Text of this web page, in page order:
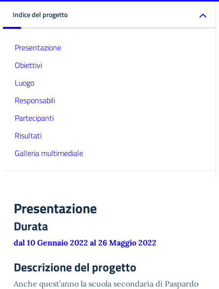
Indice del progetto
Presentazione
Obiettivi
Luogo
Responsabili
Partecipanti
Risultati
Galleria multimediale
Presentazione
Durata
dal 10 Gennaio 2022 al 26 Maggio 2022
Descrizione del progetto
Anche quest’anno la scuola secondaria di Paspardo